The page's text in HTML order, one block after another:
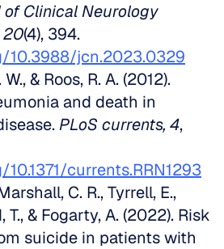
Clinical Neurology
20
10.3988/jcn.2023.0329
& Roos, R. A. (2012).
and death in
PLoS currents, 4,
currents.RRN1293
C. R., Tyrrell, E.,
T., & Fogarty, A. (2022). Risk
suicide in patients with